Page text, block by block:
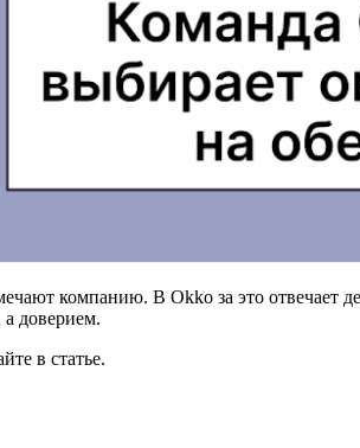
компанию. В Okko за это отвечает
доверием.
в статье.